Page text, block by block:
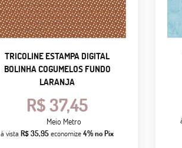
TRICOLINE ESTAMPA DIGITAL
BOLINHA COGUMELOS FUNDO
LARANJA
R$ 37,45
Meio Metro
à vistaR$ 35,95economize4% no Pix